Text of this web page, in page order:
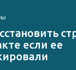
если ее